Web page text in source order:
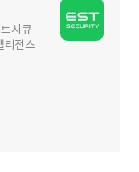
시큐
리전스